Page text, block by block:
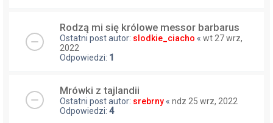
Rodzą mi się królowe messor barbarus
Ostatni post autor: slodkie_ciacho « wt 27 wrz,
2022
Odpowiedzi: 1
Mrówki z tajlandii
Ostatni post autor: srebrny « ndz 25 wrz, 2022
Odpowiedzi: 4